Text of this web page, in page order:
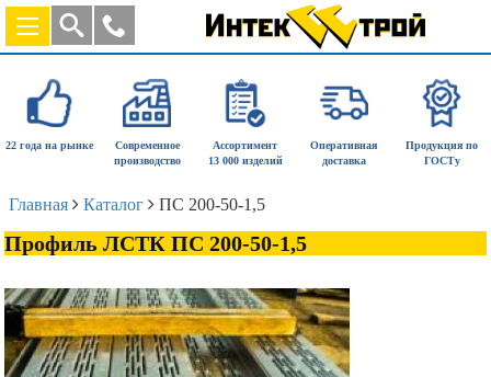
22 года на рынке
Современное
производство
Ассортимент
13 000 изделий
Оперативная
доставка
Продукция по
ГОСТу
Главная Каталог ПС 200-50-1,5
Профиль ЛСТК ПС 200-50-1,5